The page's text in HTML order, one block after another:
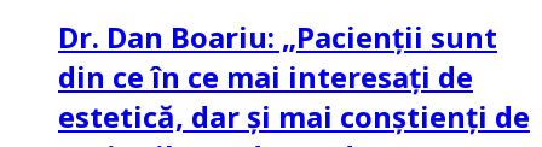
Dr. Dan Boariu: „Pacienții sunt
din ce în ce mai interesați de
estetică, dar și mai conștienți de